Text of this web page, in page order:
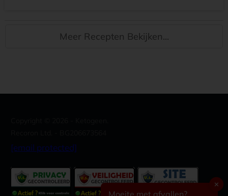
Meer Recepten Bekijken...
✕
Moeite met afvallen?
[email protected]